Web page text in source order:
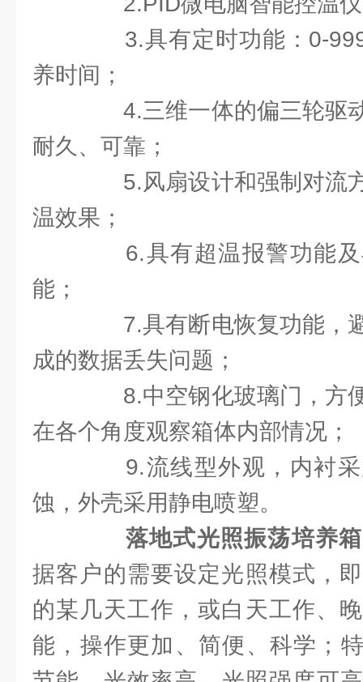
3.具有定时功能：0-
养时间；
4.三维一体的偏三轮驱
耐久、可靠；
5.风扇设计和强制对流
温效果；
6.具有超温报警功能及
能；
7.具有断电恢复功能，
成的数据丢失问题；
8.中空钢化玻璃门，方
在各个角度观察箱体内部情况；
9.流线型外观，内衬采
蚀，外壳采用静电喷塑。
落地式光照振荡培养箱
据客户的需要设定光照模式，
的某几天工作，或白天工作、
能，操作更加、简便、科学；